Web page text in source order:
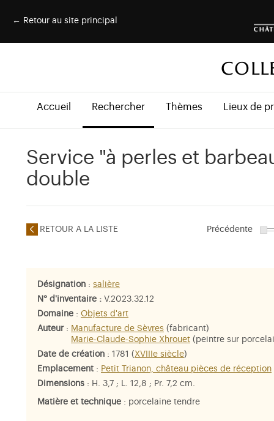
← Retour au site principal
Accueil Rechercher Thèmes Lieux de
Service "à perles et
double
RETOUR A LA LISTE Précédente
Désignation : salière
N° d'inventaire : V.2023.32.12
Domaine : Objets d'art
Auteur: Manufacture de Sèvres (fabricant)
Marie-Claude-Sophie Xhrouet (peintre sur
Date de création : 1781 ( XVIIIe siècle)
Emplacement : Petit Trianon, château pièces de réception
Dimensions : H. 3,7 ; L. 12,8 ; Pr. 7,2 cm.
Matière et technique : porcelaine tendre